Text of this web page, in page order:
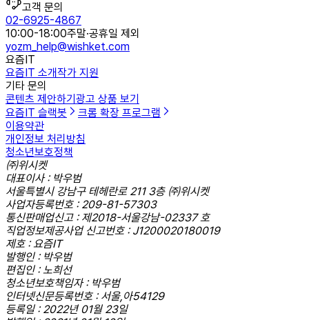
고객 문의
02-6925-4867
10:00-18:00주말·공휴일 제외
yozm_help@wishket.com
요즘IT
요즘IT 소개작가 지원
기타 문의
콘텐츠 제안하기 광고 상품 보기
요즘IT 슬랙봇
크롬 확장 프로그램
이용약관
개인정보 처리방침
청소년보호정책
㈜위시켓
대표이사 : 박우범
서울특별시 강남구 테헤란로 211 3층 ㈜위시켓
사업자등록번호 : 209-81-57303
통신판매업신고 : 제2018-서울강남-02337 호
직업정보제공사업 신고번호 : J1200020180019
제호 : 요즘IT
발행인 : 박우범
편집인 : 노희선
청소년보호책임자 : 박우범
인터넷신문등록번호 : 서울,아54129
등록일 : 2022년 01월 23일